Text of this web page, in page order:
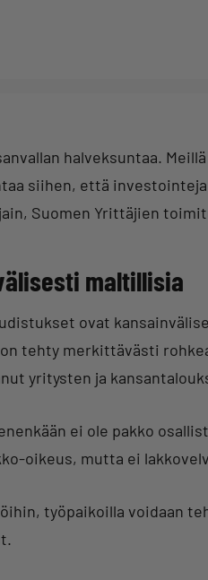
halveksuntaa.
siihen, että
Suomen Yrittäjien
maltillisia
ovat
tehty merkittävästi
yritysten ja
ei ole pakko
oikeus, mutta ei
työpaikoilla voidaan